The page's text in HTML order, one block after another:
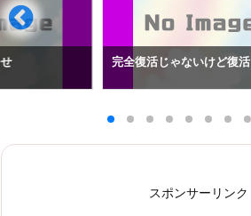
完全復活じゃないけど復活
スポンサーリンク